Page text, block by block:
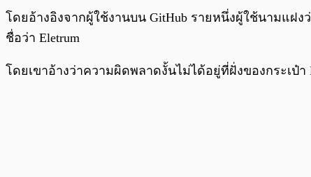
โดยอ้างอิงจากผู้ใช้งานบน GitHub รายหนึ่งผู้ใช้นามแฝง
ชื่อว่า Eletrum
โดยเขาอ้างว่าความผิดพลาดงั้นไม่ได้อยู่ที่ฝั่งของกระเป๋